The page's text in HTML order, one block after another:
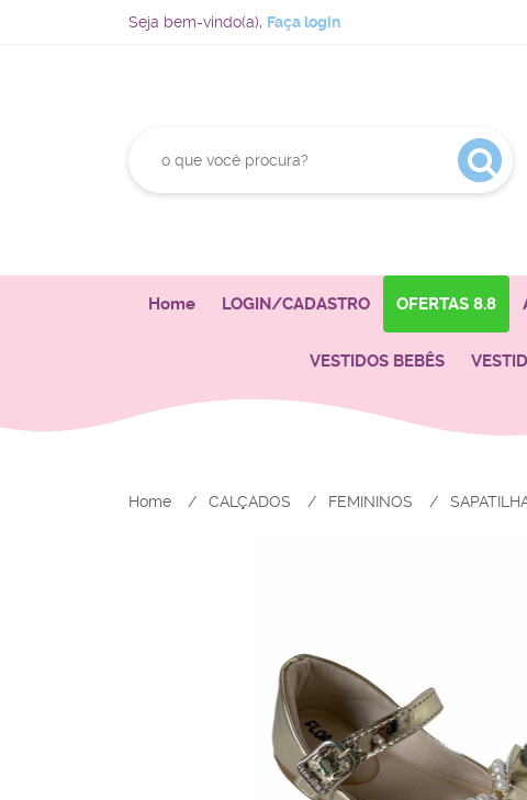
Seja bem-vindo(a), Faça login
Home LOGIN/CADASTRO OFERTAS 8.8
VESTIDOS BEBÊS
Home CALÇADOS FEMININOS